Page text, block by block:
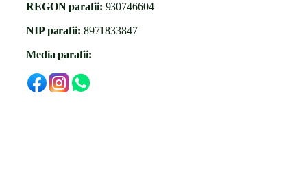
REGON parafii: 930746604
NIP parafii: 8971833847
Media parafii: